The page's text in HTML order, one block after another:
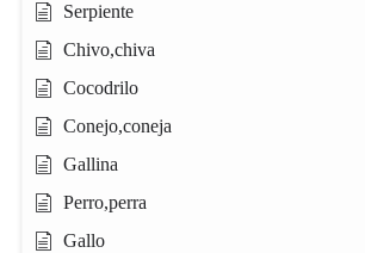
Serpiente
Chivo,chiva
Cocodrilo
Conejo,coneja
Gallina
Perro,perra
Gallo